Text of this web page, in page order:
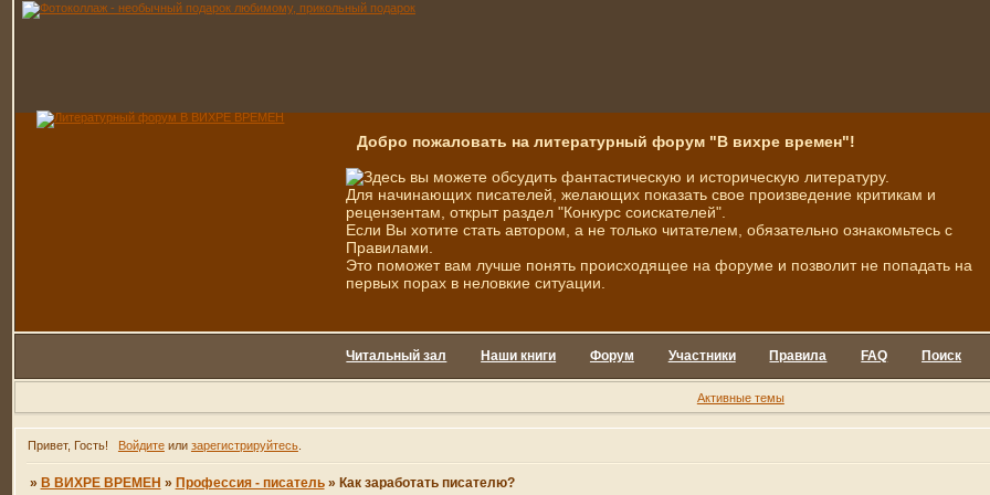
Добро пожаловать на литературный форум "В вихре времен"!
Здесь вы можете обсудить фантастическую и историческую литературу.
Для начинающих писателей, желающих показать свое произведение критикам и
рецензентам, открыт раздел "Конкурс соискателей".
Если Вы хотите стать автором, а не только читателем, обязательно ознакомьтесь с
Правилами.
Это поможет вам лучше понять происходящее на форуме и позволит не попадать на
первых порах в неловкие ситуации.
Читальный зал Наши книги Форум Участники Правила FAQ Поиск
Активные темы
Привет, Гость! Войдитеили зарегистрируйтесь.
» В ВИХРЕ ВРЕМЕН » Профессия - писатель » Как заработать писателю?